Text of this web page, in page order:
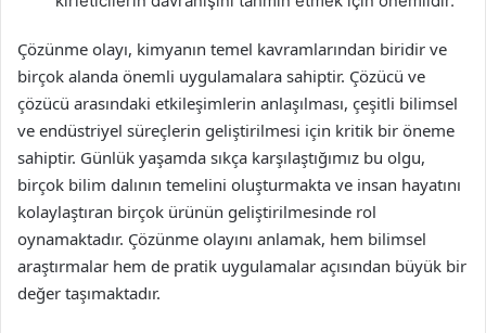
Çözünme olayı, kimyanın temel kavramlarından biridir ve
birçok alanda önemli uygulamalara sahiptir. Çözücü ve
çözücü arasındaki etkileşimlerin anlaşılması, çeşitli bilimsel
ve endüstriyel süreçlerin geliştirilmesi için kritik bir öneme
sahiptir. Günlük yaşamda sıkça karşılaştığımız bu olgu,
birçok bilim dalının temelini oluşturmakta ve insan hayatını
kolaylaştıran birçok ürünün geliştirilmesinde rol
oynamaktadır. Çözünme olayını anlamak, hem bilimsel
araştırmalar hem de pratik uygulamalar açısından büyük bir
değer taşımaktadır.